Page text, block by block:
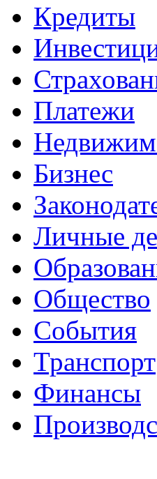
Кредиты
Платежи
Бизнес
Личные
Общество
События
Транспорт
Финансы